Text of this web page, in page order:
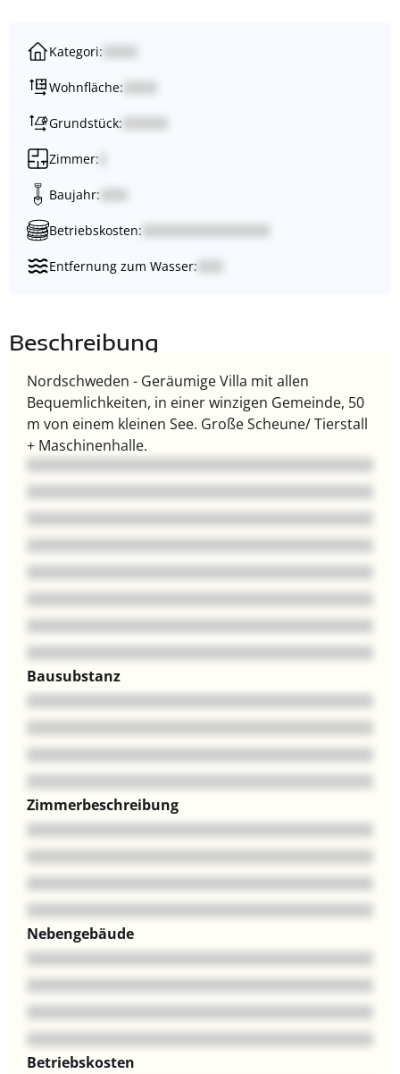
Kategori:
Wohnfläche:
Grundstück:
Zimmer:
Baujahr:
Betriebskosten:
Entfernung zum Wasser:
Beschreibung
Nordschweden - Geräumige Villa mit allen
Bequemlichkeiten, in einer winzigen Gemeinde, 50
m von einem kleinen See. Große Scheune/ Tierstall
+ Maschinenhalle.
Bausubstanz
Zimmerbeschreibung
Nebengebäude
Betriebskosten